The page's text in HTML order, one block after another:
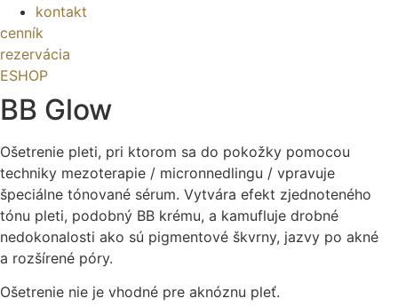
kontakt
cenník
rezervácia
ESHOP
BB Glow
Ošetrenie pleti, pri ktorom sa do pokožky pomocou
techniky mezoterapie / micronnedlingu / vpravuje
špeciálne tónované sérum. Vytvára efekt zjednoteného
tónu pleti, podobný BB krému, a kamufluje drobné
nedokonalosti ako sú pigmentové škvrny, jazvy po akné
a rozšírené póry.
Ošetrenie nie je vhodné pre aknóznu pleť.